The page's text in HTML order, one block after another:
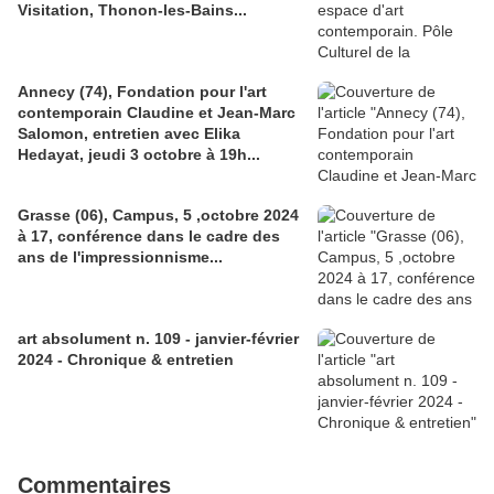
Visitation, Thonon-les-Bains...
Annecy (74), Fondation pour l'art
contemporain Claudine et Jean-Marc
Salomon, entretien avec Elika
Hedayat, jeudi 3 octobre à 19h...
Grasse (06), Campus, 5 ,octobre 2024
à 17, conférence dans le cadre des
ans de l'impressionnisme...
art absolument n. 109 - janvier-février
2024 - Chronique & entretien
Commentaires